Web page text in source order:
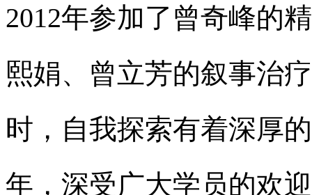
2012年参加了曾奇峰的
熙娟、曾立芳的叙事治
时，自我探索有着深厚
年，深受广大学员的欢